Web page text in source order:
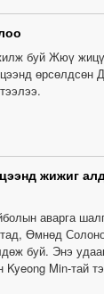
буй Жюү
жижиг
аварга
Өмнөд
буй. Энэ
Min-тай